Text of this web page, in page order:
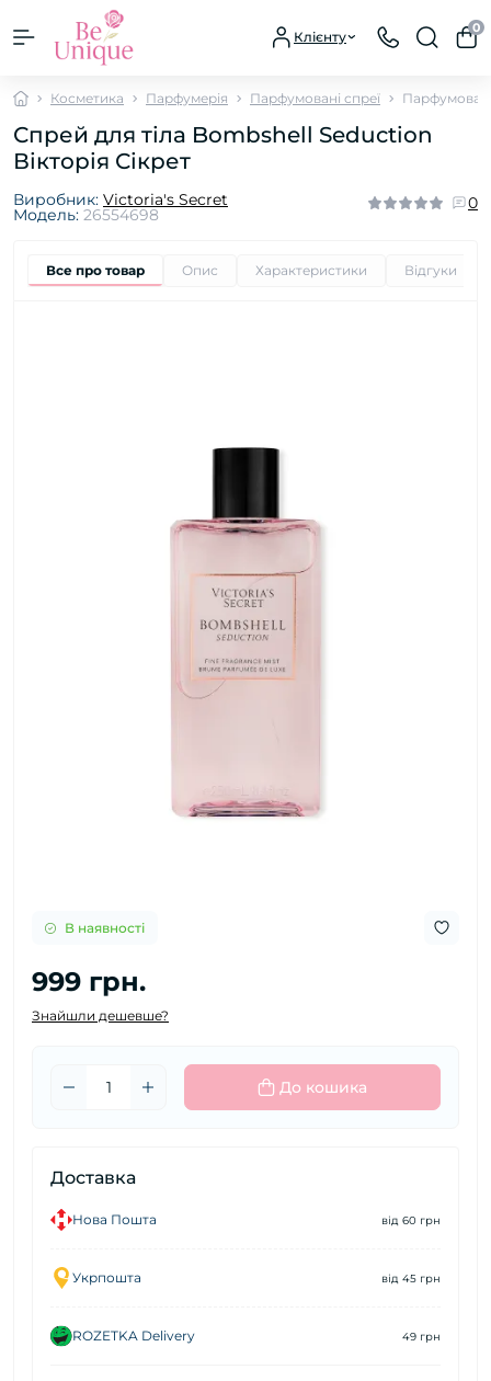
Клієнту
0
Косметика Парфумерія Парфумовані спреї
Спрей для тіла Bombshell Seduction
Вікторія Сікрет
Виробник: Victoria's Secret
Модель: 26554698
0
Все про товар Опис Характеристики Відгуки
В наявності
999 грн.
Знайшли дешевше?
До кошика
Доставка
Нова Пошта від 60 грн
Укрпошта від 45 грн
ROZETKA Delivery 49 грн